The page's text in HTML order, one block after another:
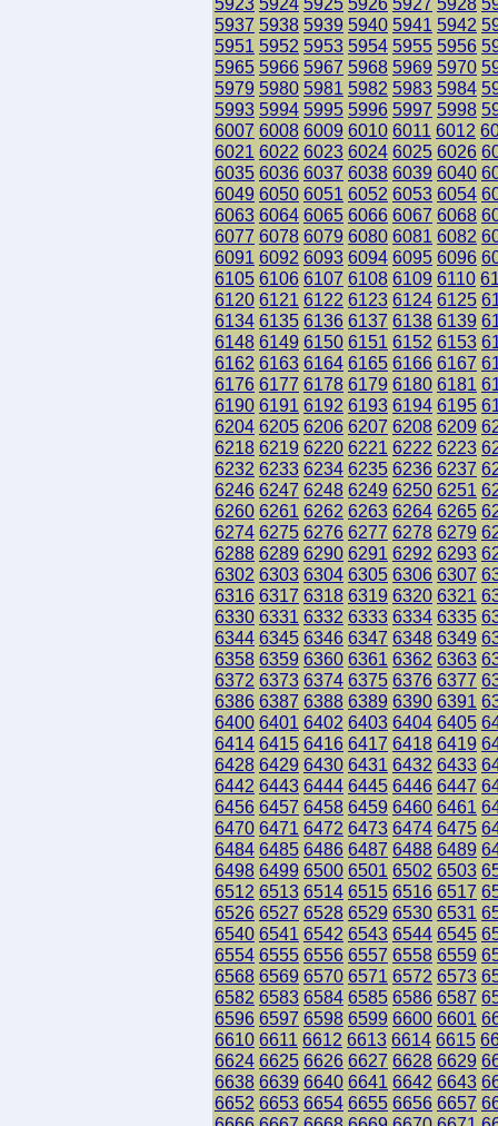
5937 5938 5939 5940 5941 5942
5951 5952 5953 5954 5955 5956
5965 5966 5967 5968 5969 5970
5979 5980 5981 5982 5983 5984
5993 5994 5995 5996 5997 5998
6007 6008 6009 6010 6011 6012
6021 6022 6023 6024 6025 6026
6035 6036 6037 6038 6039 6040
6049 6050 6051 6052 6053 6054
6063 6064 6065 6066 6067 6068
6077 6078 6079 6080 6081 6082
6091 6092 6093 6094 6095 6096
6105 6106 6107 6108 6109 6110
6120 6121 6122 6123 6124 6125
6134 6135 6136 6137 6138 6139
6148 6149 6150 6151 6152 6153
6162 6163 6164 6165 6166 6167
6176 6177 6178 6179 6180 6181
6190 6191 6192 6193 6194 6195
6204 6205 6206 6207 6208 6209
6218 6219 6220 6221 6222 6223
6232 6233 6234 6235 6236 6237
6246 6247 6248 6249 6250 6251
6260 6261 6262 6263 6264 6265
6274 6275 6276 6277 6278 6279
6288 6289 6290 6291 6292 6293
6302 6303 6304 6305 6306 6307
6316 6317 6318 6319 6320 6321
6330 6331 6332 6333 6334 6335
6344 6345 6346 6347 6348 6349
6358 6359 6360 6361 6362 6363
6372 6373 6374 6375 6376 6377
6386 6387 6388 6389 6390 6391
6400 6401 6402 6403 6404 6405
6414 6415 6416 6417 6418 6419
6428 6429 6430 6431 6432 6433
6442 6443 6444 6445 6446 6447
6456 6457 6458 6459 6460 6461
6470 6471 6472 6473 6474 6475
6484 6485 6486 6487 6488 6489
6498 6499 6500 6501 6502 6503
6512 6513 6514 6515 6516 6517
6526 6527 6528 6529 6530 6531
6540 6541 6542 6543 6544 6545
6554 6555 6556 6557 6558 6559
6568 6569 6570 6571 6572 6573
6582 6583 6584 6585 6586 6587
6596 6597 6598 6599 6600 6601
6610 6611 6612 6613 6614 6615
6624 6625 6626 6627 6628 6629
6638 6639 6640 6641 6642 6643
6652 6653 6654 6655 6656 6657